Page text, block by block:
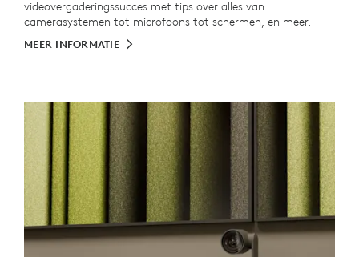
videovergaderingssucces met tips over alles van
camerasystemen tot microfoons tot schermen, en meer.
MEER INFORMATIE